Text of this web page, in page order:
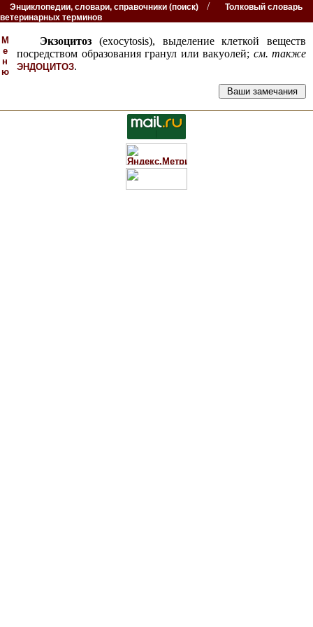
Энциклопедии, словари, справочники (поиск) /
Толковый словарь
ветеринарных терминов
М
е
н
ю
Экзоцитоз (exocytosis), выделение клеткой веществ
посредством образования гранул или вакуолей; см. также
ЭНДОЦИТОЗ.